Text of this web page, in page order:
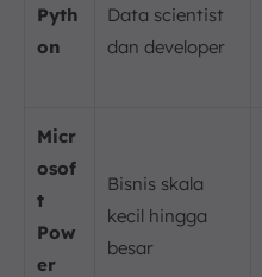
Pyth
on
Data scientist
dan developer
Micr
osof
t
Pow
er
Bisnis skala
kecil hingga
besar